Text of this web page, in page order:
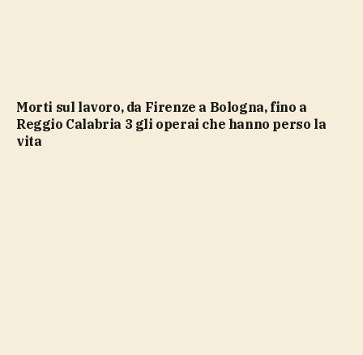
Morti sul lavoro, da Firenze a Bologna, fino a
Reggio Calabria 3 gli operai che hanno perso la
vita